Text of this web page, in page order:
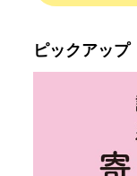
ピックアップ